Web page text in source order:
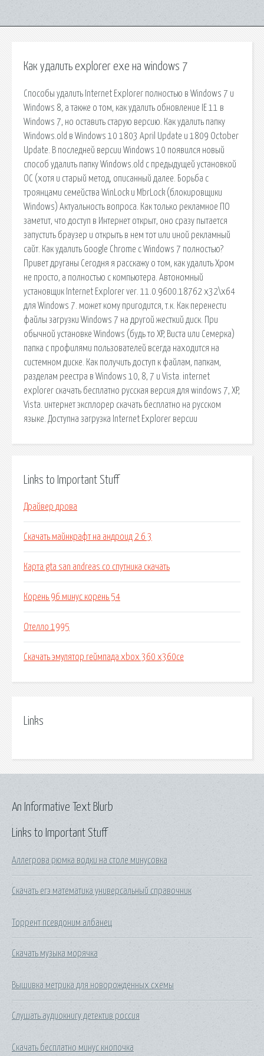
Как удалить explorer exe на windows 7
Способы удалить Internet Explorer полностью в Windows 7 и
Windows 8, а также о том, как удалить обновление IE 11 в
Windows 7, но оставить старую версию. Как удалить папку
Windows.old в Windows 10 1803 April Update и 1809 October
Update. В последней версии Windows 10 появился новый
способ удалить папку Windows.old с предыдущей установкой
ОС (хотя и старый метод, описанный далее. Борьба с
троянцами семейства WinLock и MbrLock (блокировщики
Windows) Актуальность вопроса. Как только рекламное ПО
заметит, что доступ в Интернет открыт, оно сразу пытается
запустить браузер и открыть в нем тот или иной рекламный
сайт. Как удалить Google Chrome с Windows 7 полностью?
Привет друганы Сегодня я расскажу о том, как удалить Хром
не просто, а полностью с компьютера. Автономный
установщик Internet Explorer ver. 11.0.9600.18762 x32\x64
для Windows 7. может кому пригодится, т.к. Как перенести
файлы загрузки Windows 7 на другой жесткий диск. При
обычной установке Windows (будь то XP, Виста или Семерка)
папка с профилями пользователей всегда находится на
системном диске. Как получить доступ к файлам, папкам,
разделам реестра в Windows 10, 8, 7 и Vista. internet
explorer скачать бесплатно русская версия для windows 7, XP,
Vista. интернет эксплорер скачать бесплатно на русском
языке. Доступна загрузка Internet Explorer версии
Links to Important Stuff
Драйвер дрова
Скачать майнкрафт на андроид 2 6 3
Карта gta san andreas со спутника скачать
Корень 96 минус корень 54
Отелло 1995
Скачать эмулятор геймпада xbox 360 x360ce
Links
Links to Important Stuff
Аллегрова рюмка водки на столе минусовка
Скачать егэ математика универсальный справочник
Торрент псевдоним албанец
Скачать музыка морячка
Вышивка метрика для новорожденных схемы
Слушать аудиокнигу детектив россия
Скачать бесплатно минус кнопочка
An Informative Text Blurb